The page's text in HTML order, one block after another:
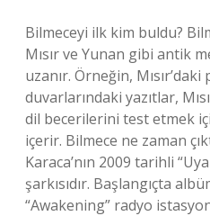
Bilmeceyi ilk kim buldu?
Mısır ve Yunan gibi antik
uzanır. Örneğin,
duvarlarındaki yazıtlar,
dil becerilerini test etmek
içerir. Bilmece ne zaman
Karaca’nın 2009 tarihli
şarkısıdır. Başlangıçta
“Awakening” radyo